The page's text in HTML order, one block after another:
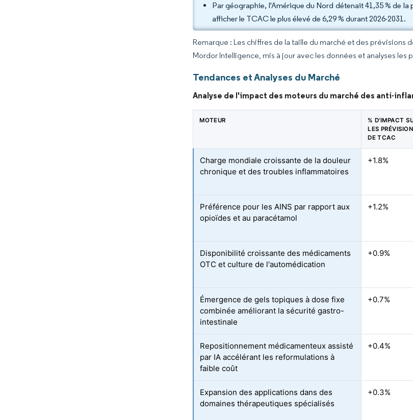
Par géographie, l'Amérique du Nord détenait 41,35 % de
afficher le TCAC le plus élevé de 6,29 % durant 2026-2031.
Remarque : Les chiffres de la taille du marché et des
Mordor Intelligence, mis à jour avec les données et analyses les
Tendances et Analyses du Marché
Analyse de l'impact des moteurs du marché des anti-
MOTEUR
% D'IMPACT
LES
DE TCAC
Charge mondiale croissante de la douleur
chronique et des troubles inflammatoires
+1.8%
Préférence pour les AINS par rapport aux
opioïdes et au paracétamol
+1.2%
Disponibilité croissante des médicaments
OTC et culture de l'automédication
+0.9%
Émergence de gels topiques à dose fixe
combinée améliorant la sécurité gastro-
intestinale
+0.7%
Repositionnement médicamenteux assisté
par IA accélérant les reformulations à
faible coût
+0.4%
Expansion des applications dans des
domaines thérapeutiques spécialisés
+0.3%